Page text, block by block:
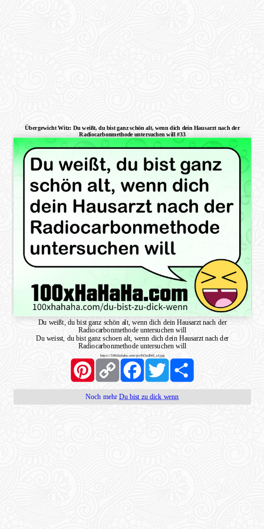
Übergewicht Witz: Du weißt, du bist ganz schön alt, wenn dich dein Hausarzt nach der
Radiocarbonmethode untersuchen will #33
Du weißt, du bist ganz schön alt, wenn dich dein Hausarzt nach der
Radiocarbonmethode untersuchen will
Du weisst, du bist ganz schoen alt, wenn dich dein Hausarzt nach der
Radiocarbonmethode untersuchen will
https://100xhahaha.com/pic!bf3adb6f_sf.jpg
PinterestCopy
Link
FacebookTwitter Share
Noch mehr Du bist zu dick wenn